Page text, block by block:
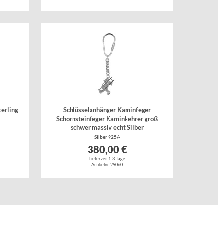
Schlüsselanhänger Kaminfeger
Schornsteinfeger Kaminkehrer groß
schwer massiv echt Silber
Silber 925/-
380,00 €
Lieferzeit 1-3 Tage
Artikelnr. 29060